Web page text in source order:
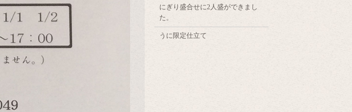
にぎり盛合せに2人盛ができまし
た。
うに限定仕立て